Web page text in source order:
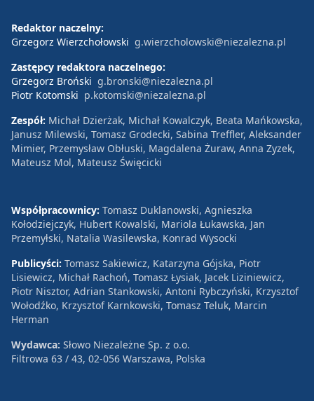
Redaktor naczelny:
Grzegorz Wierzchołowski g.wierzcholowski@niezalezna.pl
Zastępcy redaktora naczelnego:
Grzegorz Broński g.bronski@niezalezna.pl
Piotr Kotomski p.kotomski@niezalezna.pl
Zespół: Michał Dzierżak, Michał Kowalczyk, Beata Mańkowska,
Janusz Milewski, Tomasz Grodecki, Sabina Treffler, Aleksander
Mimier, Przemysław Obłuski, Magdalena Żuraw, Anna Zyzek,
Mateusz Mol, Mateusz Święcicki
Współpracownicy: Tomasz Duklanowski, Agnieszka
Kołodziejczyk, Hubert Kowalski, Mariola Łukawska, Jan
Przemyłski, Natalia Wasilewska, Konrad Wysocki
Publicyści: Tomasz Sakiewicz, Katarzyna Gójska, Piotr
Lisiewicz, Michał Rachoń, Tomasz Łysiak, Jacek Liziniewicz,
Piotr Nisztor, Adrian Stankowski, Antoni Rybczyński, Krzysztof
Wołodźko, Krzysztof Karnkowski, Tomasz Teluk, Marcin
Herman
Wydawca: Słowo Niezależne Sp. z o.o.
Filtrowa 63 / 43, 02-056 Warszawa, Polska